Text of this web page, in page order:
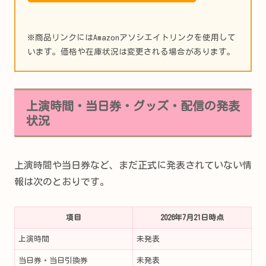
※商品リンクにはAmazonアソシエイトリンクを使用して
います。価格や在庫状況は変更される場合があります。
上演時間・当日券・グッズ・配信の発表
状況
上演時間や当日券など、まだ正式に発表されていない情
報は次のとおりです。
項目 2026年7月21日時点
上演時間 未発表
当日券・当日引換券 未発表